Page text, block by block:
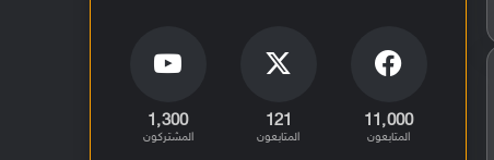
11٬000
المتابعون
121
المتابعون
1٬300
المشتركون